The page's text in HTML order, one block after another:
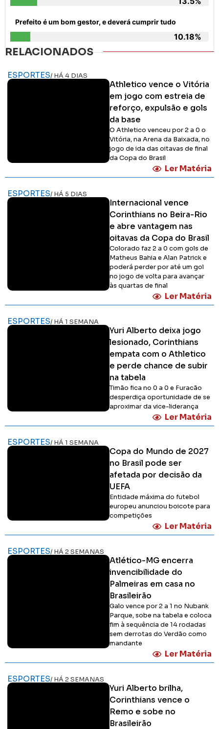
Prefeito é um bom gestor, e deverá cumprir tudo
10.18%
RELACIONADOS
ESPORTES/ HÁ 4 DIAS
Athletico vence o Vitória
em jogo com estreia de
reforço, expulsão e gols
da base
O Athletico venceu por 2 a 0 o
Vitória, na Arena da Baixada, no
jogo de ida das oitavas de final
da Copa do Brasil
Ler Matéria
ESPORTES/ HÁ 5 DIAS
Internacional vence
Corinthians no Beira-Rio
e abre vantagem nas
oitavas da Copa do Brasil
Colorado faz 2 a 0 com gols de
Matheus Bahia e Alan Patrick e
poderá perder por até um gol
no jogo de volta para avançar
às quartas de final
Ler Matéria
ESPORTES/ HÁ 1 SEMANA
Yuri Alberto deixa jogo
lesionado, Corinthians
empata com o Athletico
e perde chance de subir
na tabela
Timão fica no 0 a 0 e Furacão
desperdiça oportunidade de se
aproximar da vice-liderança
Ler Matéria
ESPORTES/ HÁ 1 SEMANA
Copa do Mundo de 2027
no Brasil pode ser
afetada por decisão da
UEFA
Entidade máxima do futebol
europeu anunciou boicote para
competições
Ler Matéria
ESPORTES/ HÁ 2 SEMANAS
Atlético-MG encerra
invencibilidade do
Palmeiras em casa no
Brasileirão
Galo vence por 2 a 1 no Nubank
Parque, sobe na tabela e coloca
fim à sequência de 14 rodadas
sem derrotas do Verdão como
mandante
Ler Matéria
ESPORTES/ HÁ 2 SEMANAS
Yuri Alberto brilha,
Corinthians vence o
Remo e sobe no
Brasileirão